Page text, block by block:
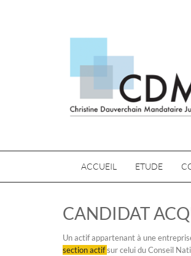
ACCUEIL ETUDE
CANDIDAT
Un actif appartenant à une
section actifsur celui du Conseil